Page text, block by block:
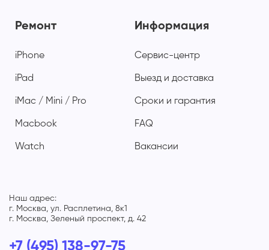
Ремонт
iPhone
iPad
iMac / Mini / Pro
Macbook
Watch
Информация
Сервис-центр
Выезд и доставка
Сроки и гарантия
FAQ
Вакансии
Наш адрес:
г. Москва, ул. Расплетина, 8к1
г. Москва, Зеленый проспект, д. 42
+7 (495) 138-97-75